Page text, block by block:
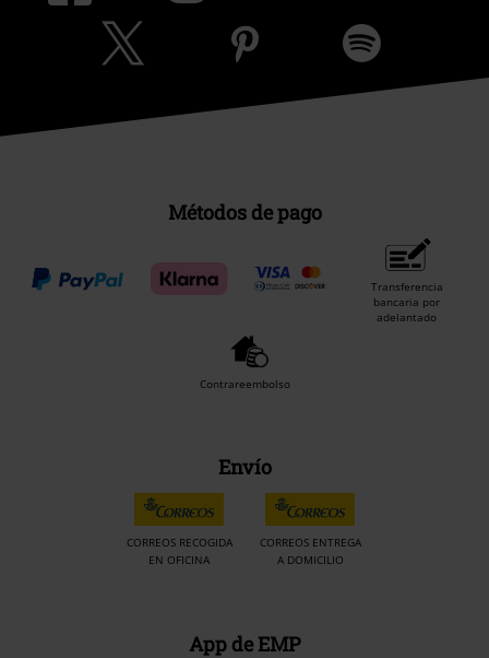
Métodos de pago
Transferencia
bancaria por
adelantado
Contrareembolso
Envío
CORREOS RECOGIDA
EN OFICINA
CORREOS ENTREGA
A DOMICILIO
App de EMP